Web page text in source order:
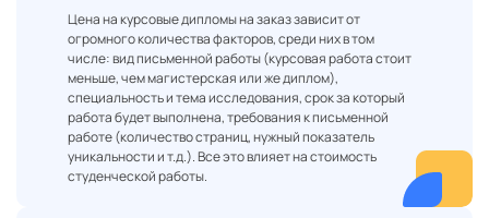
Цена на курсовые дипломы на заказ зависит от
огромного количества факторов, среди них в том
числе: вид письменной работы (курсовая работа стоит
меньше, чем магистерская или же диплом),
специальность и тема исследования, срок за который
работа будет выполнена, требования к письменной
работе (количество страниц, нужный показатель
уникальности и т.д.). Все это влияет на стоимость
студенческой работы.